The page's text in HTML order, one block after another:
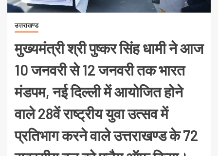
उत्तराखण्ड
मुख्यमंत्री श्री पुष्कर सिंह धामी ने आज
10 जनवरी से 12 जनवरी तक भारत
मंडपम, नई दिल्ली में आयोजित होने
वाले 28वें राष्ट्रीय युवा उत्सव में
प्रतिभाग करने वाले उत्तराखण्ड के 72